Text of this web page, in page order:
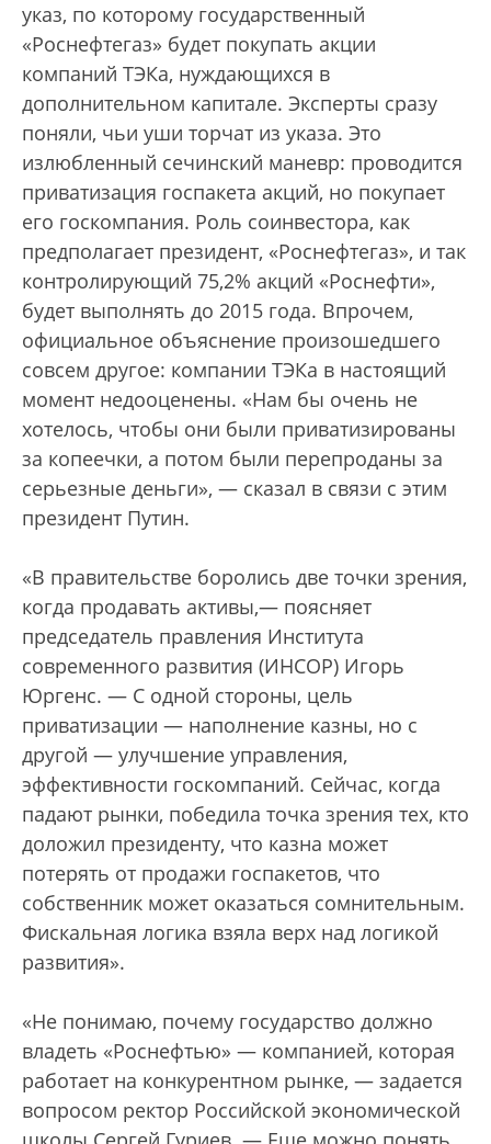
указ, по которому государственный
«Роснефтегаз» будет покупать акции
компаний ТЭКа, нуждающихся в
дополнительном капитале. Эксперты сразу
поняли, чьи уши торчат из указа. Это
излюбленный сечинский маневр: проводится
приватизация госпакета акций, но покупает
его госкомпания. Роль соинвестора, как
предполагает президент, «Роснефтегаз», и так
контролирующий 75,2% акций «Роснефти»,
будет выполнять до 2015 года. Впрочем,
официальное объяснение произошедшего
совсем другое: компании ТЭКа в настоящий
момент недооценены. «Нам бы очень не
хотелось, чтобы они были приватизированы
за копеечки, а потом были перепроданы за
серьезные деньги», — сказал в связи с этим
президент Путин.
«В правительстве боролись две точки зрения,
когда продавать активы,— поясняет
председатель правления Института
современного развития (ИНСОР) Игорь
Юргенс. — С одной стороны, цель
приватизации — наполнение казны, но с
другой — улучшение управления,
эффективности госкомпаний. Сейчас, когда
падают рынки, победила точка зрения тех, кто
доложил президенту, что казна может
потерять от продажи госпакетов, что
собственник может оказаться сомнительным.
Фискальная логика взяла верх над логикой
развития».
«Не понимаю, почему государство должно
владеть «Роснефтью» — компанией, которая
работает на конкурентном рынке, — задается
вопросом ректор Российской экономической